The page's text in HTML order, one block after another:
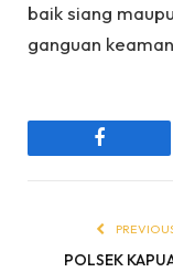
baik siang
ganguan
Facebook
POLSEK